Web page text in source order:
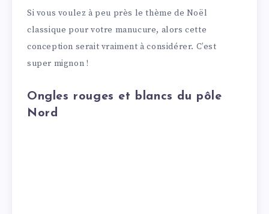
Si vous voulez à peu près le thème de Noël
classique pour votre manucure, alors cette
conception serait vraiment à considérer. C’est
super mignon !
Ongles rouges et blancs du pôle
Nord